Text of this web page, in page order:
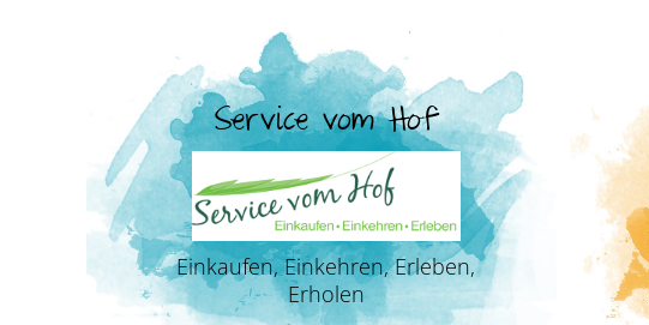
Service vom Hof
Einkaufen, Einkehren, Erleben,
Erholen